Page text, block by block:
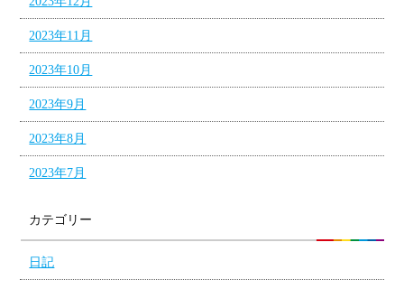
2023年11月
2023年10月
2023年9月
2023年8月
2023年7月
カテゴリー
日記